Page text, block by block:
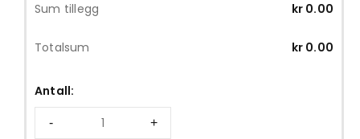
Sum tillegg kr 0.00
Totalsum kr 0.00
Antall: